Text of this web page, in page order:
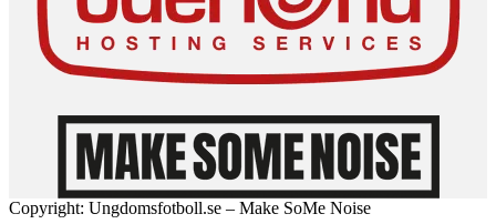
Copyright: Ungdomsfotboll.se – Make SoMe Noise